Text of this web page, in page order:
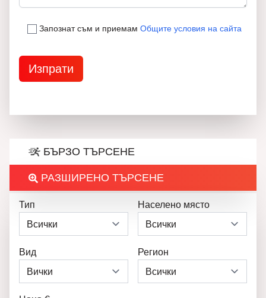
Запознат съм и приемам Общите условия на сайта
БЪРЗО ТЪРСЕНЕ
РАЗШИРЕНО ТЪРСЕНЕ
Тип Населено място
Вид Регион